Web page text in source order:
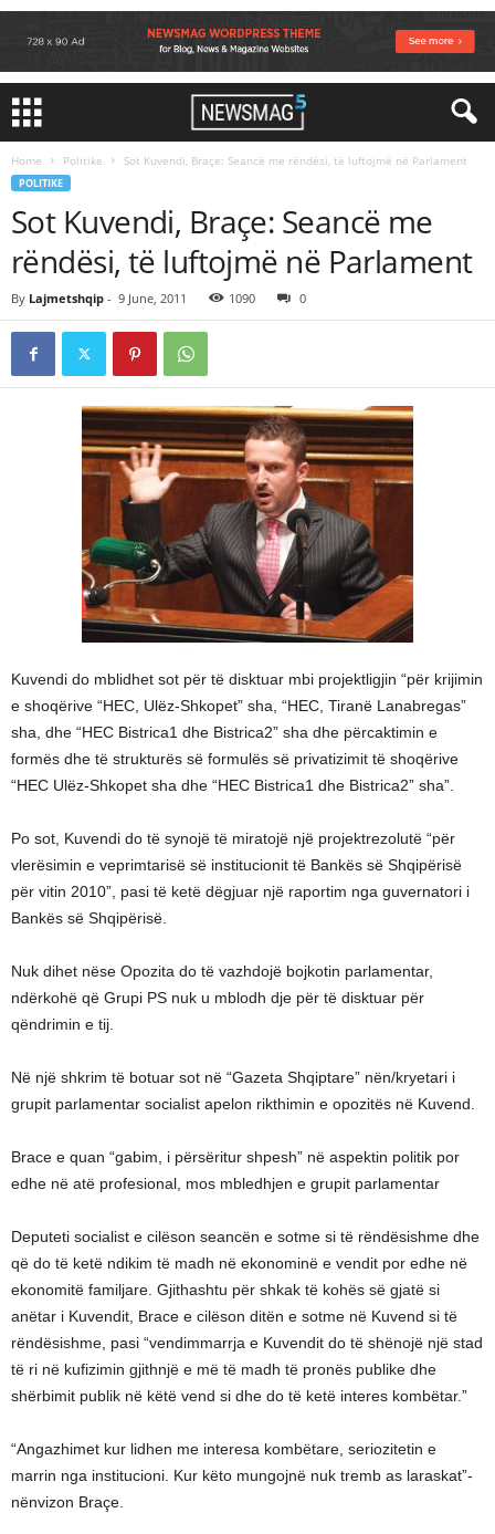
Home Politike Sot Kuvendi, Braçe: Seancë me rëndësi, të luftojmë në Parlament
POLITIKE
Sot Kuvendi, Braçe: Seancë me
rëndësi, të luftojmë në Parlament
By Lajmetshqip - 9 June, 2011 1090 0
Kuvendi do mblidhet sot për të disktuar mbi projektligjin “për krijimin
e shoqërive “HEC, Ulëz-Shkopet” sha, “HEC, Tiranë Lanabregas”
sha, dhe “HEC Bistrica1 dhe Bistrica2” sha dhe përcaktimin e
formës dhe të strukturës së formulës së privatizimit të shoqërive
“HEC Ulëz-Shkopet sha dhe “HEC Bistrica1 dhe Bistrica2” sha”.
Po sot, Kuvendi do të synojë të miratojë një projektrezolutë “për
vlerësimin e veprimtarisë së institucionit të Bankës së Shqipërisë
për vitin 2010”, pasi të ketë dëgjuar një raportim nga guvernatori i
Bankës së Shqipërisë.
Nuk dihet nëse Opozita do të vazhdojë bojkotin parlamentar,
ndërkohë që Grupi PS nuk u mblodh dje për të disktuar për
qëndrimin e tij.
Në një shkrim të botuar sot në “Gazeta Shqiptare” nën/kryetari i
grupit parlamentar socialist apelon rikthimin e opozitës në Kuvend.
Brace e quan “gabim, i përsëritur shpesh” në aspektin politik por
edhe në atë profesional, mos mbledhjen e grupit parlamentar
Deputeti socialist e cilëson seancën e sotme si të rëndësishme dhe
që do të ketë ndikim të madh në ekonominë e vendit por edhe në
ekonomitë familjare. Gjithashtu për shkak të kohës së gjatë si
anëtar i Kuvendit, Brace e cilëson ditën e sotme në Kuvend si të
rëndësishme, pasi “vendimmarrja e Kuvendit do të shënojë një stad
të ri në kufizimin gjithnjë e më të madh të pronës publike dhe
shërbimit publik në këtë vend si dhe do të ketë interes kombëtar.”
“Angazhimet kur lidhen me interesa kombëtare, seriozitetin e
marrin nga institucioni. Kur këto mungojnë nuk tremb as laraskat”-
nënvizon Braçe.